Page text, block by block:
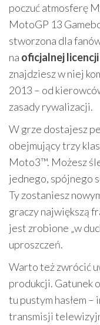
poczuć atmosferę
MotoGP 13
stworzona dla
na oficjalnej
znajdziesz w niej
2013 – od
zasady rywalizacji.
W grze dostajesz
obejmujący trzy
Moto3™. Możesz
jednego, spójnego
Ty zostaniesz
graczy największą
jest zrobione „w
uproszczeń.
Warto też zwrócić
produkcji. Gatunek
tu pustym hasłem
transmisji